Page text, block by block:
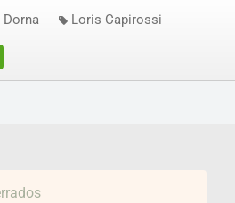
Dorna Loris Capirossi